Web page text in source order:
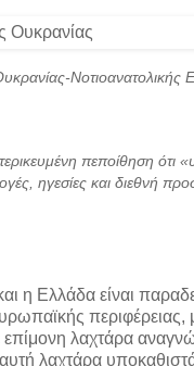
πεποίθηση
ηγεσίες και διεθνή
η Ελλάδα είναι
περιφέρειας,
επίμονη λαχτάρα
λαχτάρα